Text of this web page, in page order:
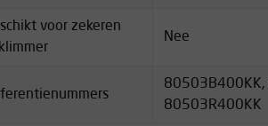
voor zekeren
Nee
80503R400KK